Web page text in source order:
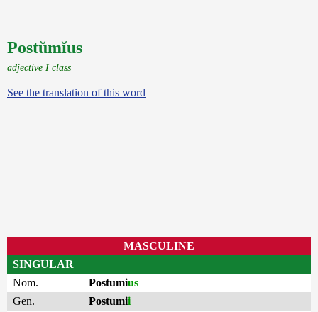
Postŭmĭus
adjective I class
See the translation of this word
MASCULINE
SINGULAR
Nom.
Postumius
Gen.
Postumii